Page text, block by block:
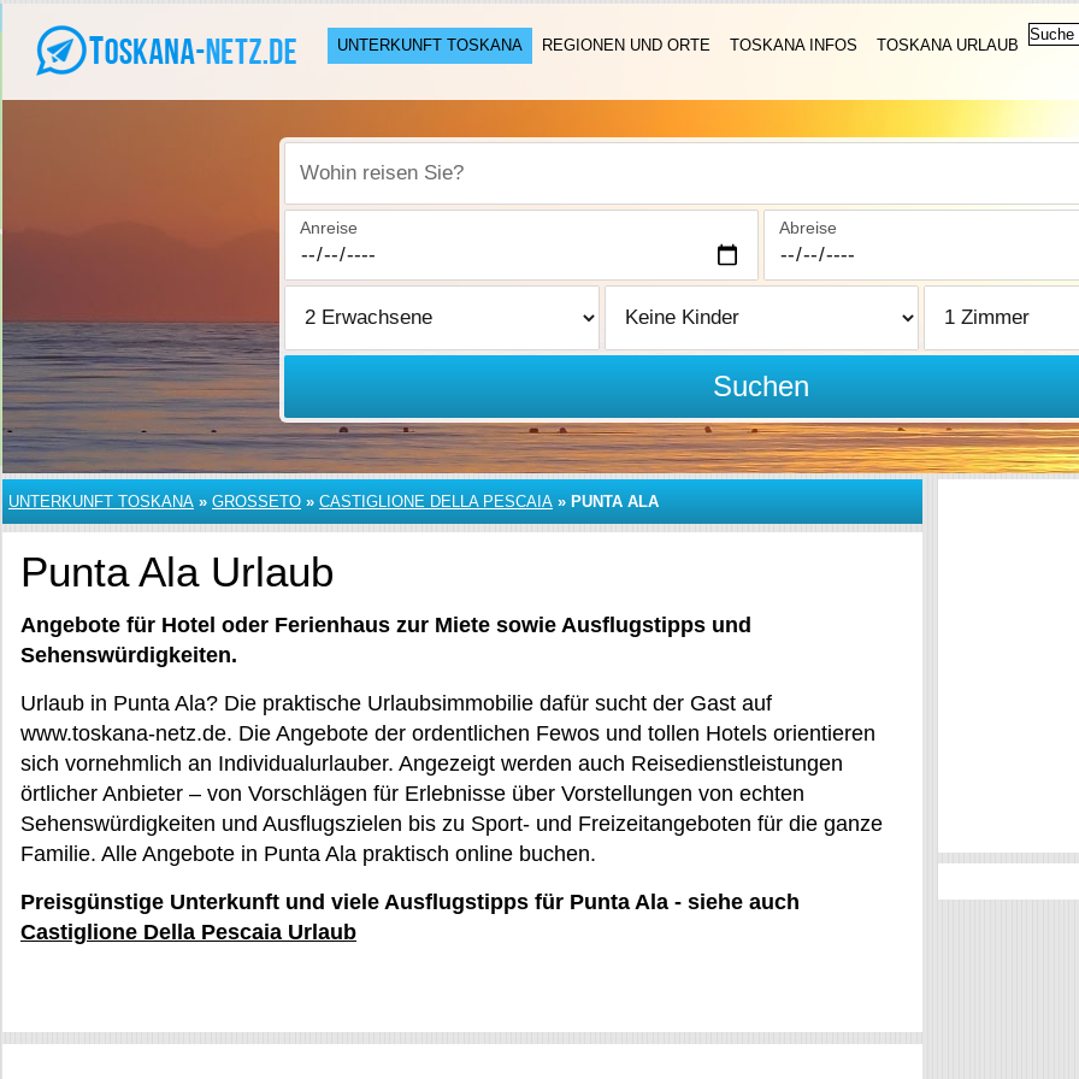
UNTERKUNFT TOSKANA REGIONEN UND ORTE TOSKANA INFOS TOSKANA URLAUB
Wohin reisen Sie?
Anreise Abreise
Suchen
UNTERKUNFT TOSKANA » GROSSETO » CASTIGLIONE DELLA PESCAIA » PUNTA ALA
Punta Ala Urlaub
Angebote für Hotel oder Ferienhaus zur Miete sowie Ausflugstipps und
Sehenswürdigkeiten.
Urlaub in Punta Ala? Die praktische Urlaubsimmobilie dafür sucht der Gast auf
www.toskana-netz.de. Die Angebote der ordentlichen Fewos und tollen Hotels orientieren
sich vornehmlich an Individualurlauber. Angezeigt werden auch Reisedienstleistungen
örtlicher Anbieter – von Vorschlägen für Erlebnisse über Vorstellungen von echten
Sehenswürdigkeiten und Ausflugszielen bis zu Sport- und Freizeitangeboten für die ganze
Familie. Alle Angebote in Punta Ala praktisch online buchen.
Preisgünstige Unterkunft und viele Ausflugstipps für Punta Ala - siehe auch
Castiglione Della Pescaia Urlaub